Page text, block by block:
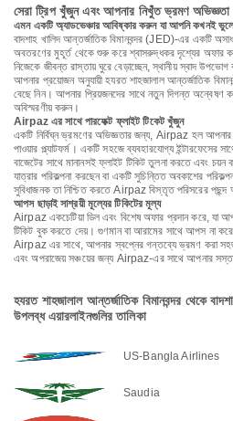
সেরা ট্রিপ খুঁজুন এবং আপনার নিখুঁত ভ্রমণ অভিজ্ঞতা
এমন একটি অ্যাডভেঞ্চার আবিষ্কার করুন যা আপনি কখনই ভুলে
বাদশাহ খালিদ আন্তর্জাতিক বিমানবন্দর (JED)-এর একটি
অবতরণের মুহূর্ত থেকে শুরু করে শ্বাসরুদ্ধকর দৃশ্যের অফার
নিজেকে জীবন্ত রাস্তায় ঘুরে বেড়াচ্ছেন, স্থানীয় স্বাদ
আপনার প্রয়োজন অনুযায়ী হযরত শাহজালাল আন্তর্জাতিক
বেছে নিন। আপনার প্রিয়জনদের সাথে নতুন দিগন্ত অন্বেষণ
অবিস্মরণীয় করুন।
Airpaz এর সাথে পারফেক্ট ফ্লাইট টিকেট খুঁজুন
একটি নির্বিঘ্ন ভ্রমণের অভিজ্ঞতার জন্য, Airpaz হল আপনার
পাওয়ার প্ল্যাটফর্ম। একটি সহজে ব্যবহারযোগ্য
বাজেটের সাথে মানানসই ফ্লাইট টিকিট তুলনা করতে এবং
যাত্রার পরিকল্পনা করছেন বা একটি সুচিন্তিত অবকাশের
সুবিধাজনক তা নিশ্চিত করতে Airpaz বিস্তৃত পরিসরের পছন্দ
আপস ছাড়াই সাশ্রয়ী মূল্যের টিকিটের মূল্য
Airpaz একচেটিয়া ডিল এবং বিশেষ অফার প্রদান করে, যা
টিকিট বুক করতে দেয়। গুণমান বা আরামের সাথে আপস না
Airpaz এর সাথে, আপনার স্বপ্নের গন্তব্যে ভ্রমণ করা
এবং অপরাজেয় সঞ্চয়ের জন্য Airpaz-এর সাথে আপনার
হযরত শাহজালাল আন্তর্জাতিক বিমানবন্দর থেকে
উপলব্ধ এয়ারলাইনগুলির তালিকা
US-Bangla Airlines
Saudia